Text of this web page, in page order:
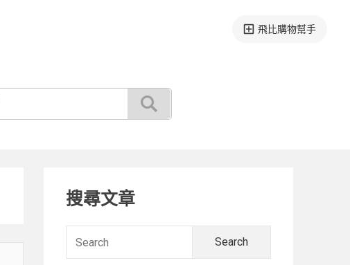
飛比購物幫手
Primary
Sidebar
搜尋文章